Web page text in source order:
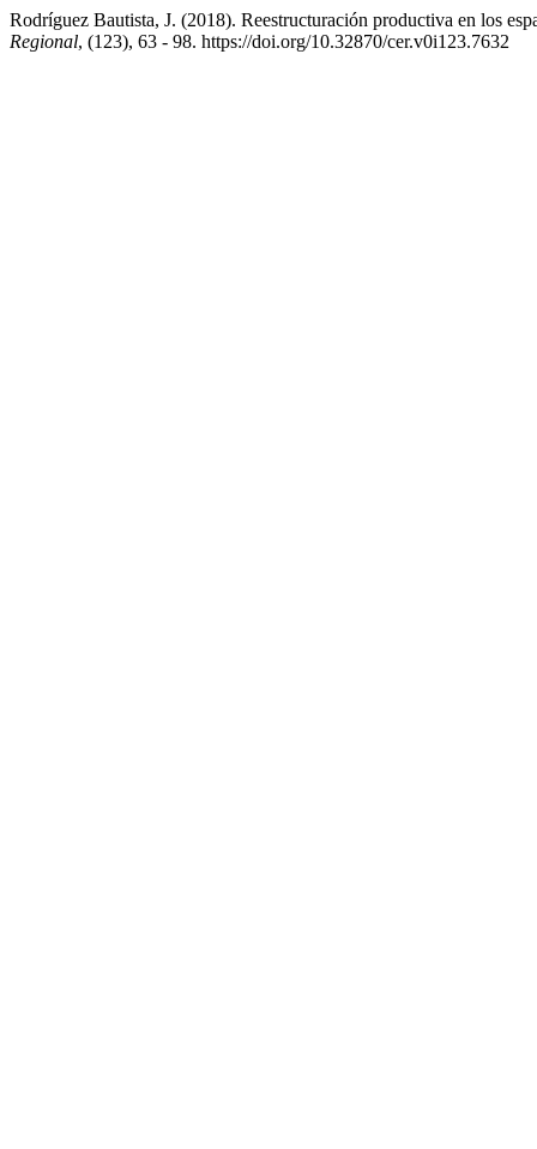
Rodríguez Bautista, J. (2018). Reestructuración productiva en los
Regional, (123), 63 - 98. https://doi.org/10.32870/cer.v0i123.7632